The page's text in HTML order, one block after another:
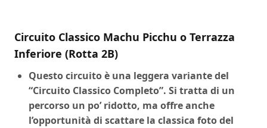
Circuito Classico Machu Picchu o Terrazza
Inferiore (Rotta 2B)
Questo circuito è una leggera variante del
“Circuito Classico Completo”. Si tratta di un
percorso un po’ ridotto, ma offre anche
l’opportunità di scattare la classica foto del